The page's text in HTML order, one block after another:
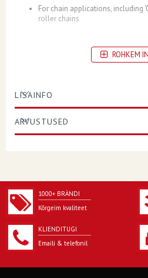
For chain applications, including
roller chains
ROHKEM
LISAINFO
ARVUSTUSED
1000+ BRÄNDI
Kõrgeim kvaliteet
KLIENDITUGI
Emaili & telefonil